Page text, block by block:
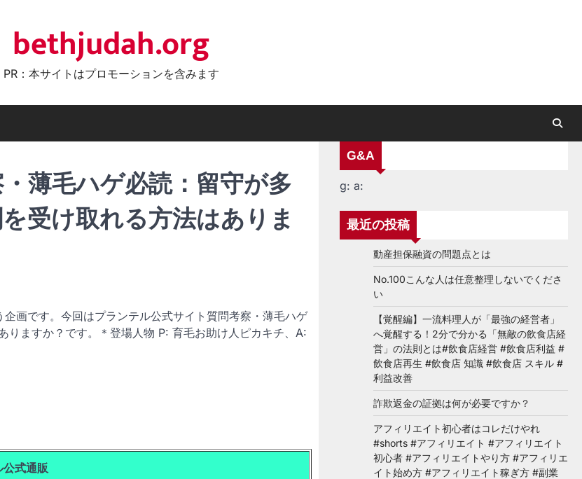
bethjudah.org
PR：本サイトはプロモーションを含みます
薄毛ハゲ必読：留守が多
受け取れる方法はありま
画です。今回はプランテル公式サイト質問考察・薄毛ハゲ
りますか？です。＊登場人物 P: 育毛お助け人ピカキチ、A:
式通販
G&A
g: a:
最近の投稿
動産担保融資の問題点とは
No.100こんな人は任意整理しないでくださ
い
【覚醒編】一流料理人が「最強の経営者」
へ覚醒する！2分で分かる「無敵の飲食店経
営」の法則とは#飲食店経営 #飲食店利益 #
飲食店再生 #飲食店 知識 #飲食店 スキル #
利益改善
詐欺返金の証拠は何が必要ですか？
アフィリエイト初心者はコレだけやれ
#shorts #アフィリエイト #アフィリエイト
初心者 #アフィリエイトやり方 #アフィリエ
イト始め方 #アフィリエイト稼ぎ方 #副業